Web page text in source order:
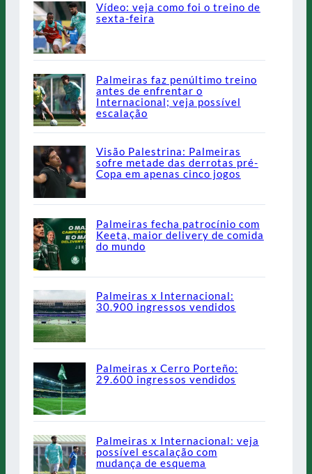
Vídeo: veja como foi o treino de
sexta-feira
Palmeiras faz penúltimo treino
antes de enfrentar o
Internacional; veja possível
escalação
Visão Palestrina: Palmeiras
sofre metade das derrotas pré-
Copa em apenas cinco jogos
Palmeiras fecha patrocínio com
Keeta, maior delivery de comida
do mundo
Palmeiras x Internacional:
30.900 ingressos vendidos
Palmeiras x Cerro Porteño:
29.600 ingressos vendidos
Palmeiras x Internacional: veja
possível escalação com
mudança de esquema